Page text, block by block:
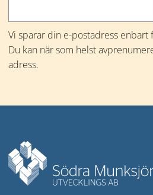
Vi sparar din e-postadress enbart
Du kan när som helst
adress.